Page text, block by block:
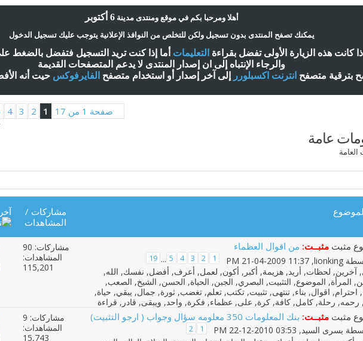
أهلا ومرحبا بكم في موقع ومنتدى مدينة6 أكتوبر
يمكنك تصفح المنتدى بدون تسجيل ولكن للتخلص من النوافذ الإعلانية يتوجب عليك تسجيل الدخول
إذا كانت هذه الزيارة الأولى تفضل بقراءة التعليمات ما إذا كنت تريد التسجيل فتفضل بالضغط
والرجاء الإنتباه إلى ان إصدار المنتدى لا يدعم المتصفحات القديمة
بترقية متصفح انترنت اكسبلورر إلى آخر إصدار أو استخدام متصفح الفايرفوكس حيت أنه
صفحة 1 من 17 1
2
3
4
عامة
مشاركات /
المشاهدات
مثبــت: من اقوال العظماء
lionking
‏, 21-04-2009 11:37 PM
1
2
3
4
5
...
19
مشاركات: 90
المشاهدات:
115,201
مثبــت: بنك المعلومات 350 معلومه سؤال وجواب ( ارجو التثبيت)
يسرى السيد‏, 22-12-2010 03:53 PM
1
2
مشاركات: 9
المشاهدات:
15,743